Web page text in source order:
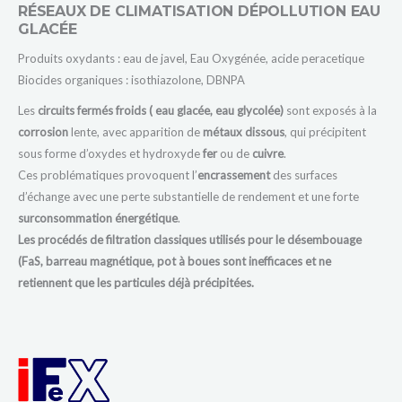
RÉSEAUX DE CLIMATISATION DÉPOLLUTION EAU
GLACÉE
Produits oxydants : eau de javel, Eau Oxygénée, acide peracetique
Biocides organiques : isothiazolone, DBNPA
Les circuits fermés froids ( eau glacée, eau glycolée) sont exposés à la
corrosion lente, avec apparition de métaux dissous, qui précipitent
sous forme d’oxydes et hydroxydeferou de cuivre.
Ces problématiques provoquent l’encrassementdes surfaces
d’échange avec une perte substantielle de rendement et une forte
surconsommation énergétique.
Les procédés de filtration classiques utilisés pour le désembouage
(FaS, barreau magnétique, pot à boues sont inefficaces et ne
retiennent que les particules déjà précipitées.